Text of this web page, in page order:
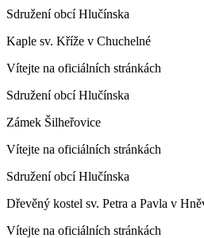
Sdružení obcí Hlučínska
Kaple sv. Kříže v Chuchelné
Vítejte na oficiálních stránkách
Sdružení obcí Hlučínska
Zámek Šilheřovice
Vítejte na oficiálních stránkách
Sdružení obcí Hlučínska
Dřevěný kostel sv. Petra a Pavla v
Vítejte na oficiálních stránkách